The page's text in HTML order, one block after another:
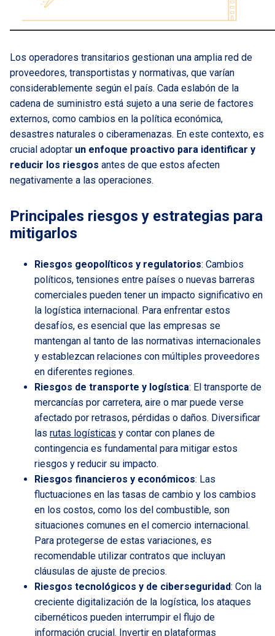
Los operadores transitarios gestionan una amplia red de
proveedores, transportistas y normativas, que varían
considerablemente según el país. Cada eslabón de la
cadena de suministro está sujeto a una serie de factores
externos, como cambios en la política económica,
desastres naturales o ciberamenazas. En este contexto, es
crucial adoptar un enfoque proactivo para identificar y
reducir los riesgos antes de que estos afecten
negativamente a las operaciones.
Principales riesgos y estrategias para
mitigarlos
Riesgos geopolíticos y regulatorios: Cambios
políticos, tensiones entre países o nuevas barreras
comerciales pueden tener un impacto significativo en
la logística internacional. Para enfrentar estos
desafíos, es esencial que las empresas se
mantengan al tanto de las normativas internacionales
y establezcan relaciones con múltiples proveedores
en diferentes regiones.
Riesgos de transporte y logística: El transporte de
mercancías por carretera, aire o mar puede verse
afectado por retrasos, pérdidas o daños. Diversificar
las rutas logísticas y contar con planes de
contingencia es fundamental para mitigar estos
riesgos y reducir su impacto.
Riesgos financieros y económicos: Las
fluctuaciones en las tasas de cambio y los cambios
en los costos, como los del combustible, son
situaciones comunes en el comercio internacional.
Para protegerse de estas variaciones, es
recomendable utilizar contratos que incluyan
cláusulas de ajuste de precios.
Riesgos tecnológicos y de ciberseguridad: Con la
creciente digitalización de la logística, los ataques
cibernéticos pueden interrumpir el flujo de
información crucial. Invertir en plataformas